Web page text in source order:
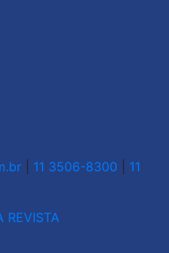
11 3506-8300
11
REVISTA